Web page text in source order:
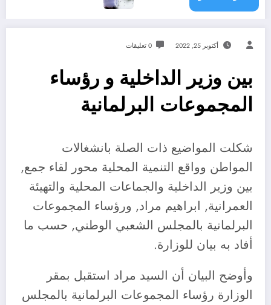
أكتوبر 25, 2022 0 تعليقات
بين وزير الداخلية و رؤساء
المجموعات البرلمانية
شكلت المواضيع ذات الصلة بانشغالات
المواطن وواقع التنمية المحلية محور لقاء جمع,
بين وزير الداخلية والجماعات المحلية والتهيئة
العمرانية, ابراهيم مراد, ورؤساء المجموعات
البرلمانية بالمجلس الشعبي الوطني, حسب ما
أفاد به بيان للوزارة.
وأوضح البيان أن السيد مراد استقبل بمقر
الوزارة رؤساء المجموعات البرلمانية بالمجلس